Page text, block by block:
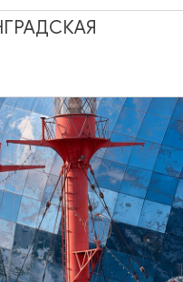
коса, замок
и
между